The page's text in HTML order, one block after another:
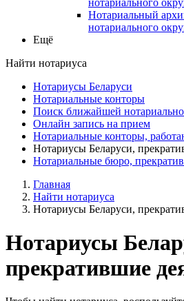
Нотариальный
нотариального
Ещё
Найти нотариуса
Нотариусы Беларуси
Нотариальные конторы
Поиск ближайшей
Онлайн запись на прием
Нотариальные конторы,
Нотариусы Беларуси,
Нотариальные бюро,
Главная
Найти нотариуса
Нотариусы Беларуси,
Нотариусы
прекратившие